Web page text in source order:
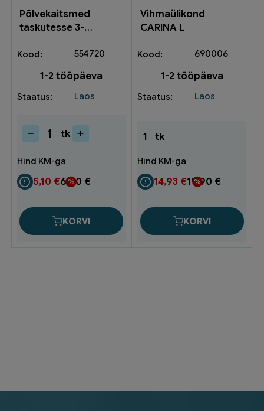
Põlvekaitsmed
taskutesse 3-
554720
1-2 tööpäeva
Laos
Põlvekaitsmed
3-
79000000
kogus
tk
6,80€
5,10 €
KORVI
Vihmaülikond
CARINA L
690006
1-2 tööpäeva
Laos
1 tk
19,90€
14,93 €
KORVI